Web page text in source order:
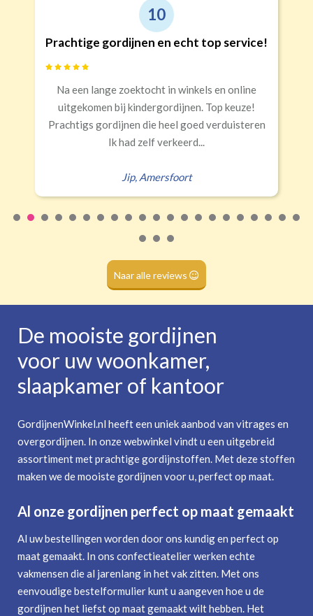
(wave plooi)
Roede
(tunnel)
(dubbele tunnel)
Half verduisterend Volledige verduisterend
€34,95 per stuk
gordijnen en echt top service!
lange zoektocht in winkels en online
bij kindergordijnen. Top keuze!
gordijnen die heel goed verduisteren
Ik had zelf verkeerd...
Naar alle reviews
De mooiste gordijnen
voor uw woonkamer,
slaapkamer of kantoor
GordijnenWinkel.nl heeft een uniek aanbod van vitrages en
overgordijnen. In onze webwinkel vindt u een uitgebreid
assortiment met prachtige gordijnstoffen. Met deze stoffen
maken we de mooiste gordijnen voor u, perfect op maat.
Al onze gordijnen perfect op maat gemaakt
Al uw bestellingen worden door ons kundig en perfect op
maat gemaakt. In ons confectieatelier werken echte
vakmensen die al jarenlang in het vak zitten. Met ons
eenvoudige bestelformulier kunt u aangeven hoe u de
gordijnen het liefst op maat gemaakt wilt hebben. Het